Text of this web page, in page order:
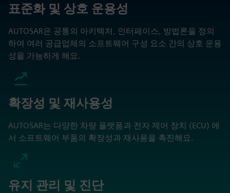
표준화 및 상호 운용성
AUTOSAR은 공통의 아키텍처, 인터페이스, 방법론을 정의
하여 여러 공급업체의 소프트웨어 구성 요소 간의 상호 운용
성을 가능하게 해요.
확장성 및 재사용성
AUTOSAR는 다양한 차량 플랫폼과 전자 제어 장치 (ECU) 에
서 소프트웨어 부품의 확장성과 재사용을 촉진해요.
유지 관리 및 진단